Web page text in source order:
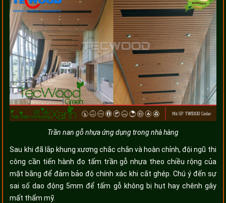
Trần nan gỗ nhựa ứng dụng trong nhà hàng
Sau khi đã lắp khung xương chắc chắn và hoàn chỉnh, đội ngũ thi
công cần tiến hành đo tấm trần gỗ nhựa theo chiều rộng của
mặt bằng để đảm bảo độ chính xác khi cắt ghép. Chú ý đến sự
sai số dao động 5mm để tấm gỗ không bị hụt hay chênh gây
mất thẩm mỹ.